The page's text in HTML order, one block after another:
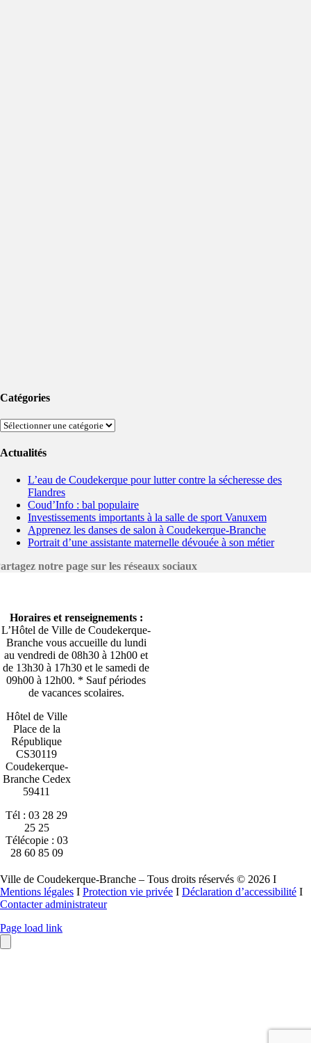
Catégories
Catégories
Actualités
L’eau de Coudekerque pour lutter contre la sécheresse des
Flandres
Coud’Info : bal populaire
Investissements importants à la salle de sport Vanuxem
Apprenez les danses de salon à Coudekerque-Branche
Portrait d’une assistante maternelle dévouée à son métier
notre page sur les réseaux sociaux
Horaires et renseignements :
L’Hôtel de Ville de Coudekerque-
Branche vous accueille du lundi
au vendredi de 08h30 à 12h00 et
de 13h30 à 17h30 et le samedi de
09h00 à 12h00. * Sauf périodes
de vacances scolaires.
Hôtel de Ville
Place de la
République
CS30119
Coudekerque-
Branche Cedex
59411
Tél : 03 28 29
25 25
Télécopie : 03
28 60 85 09
Ville de Coudekerque-Branche – Tous droits réservés © 2026 I
Mentions légales I Protection vie privée I Déclaration d’accessibilité I
Contacter administrateur
Page load link